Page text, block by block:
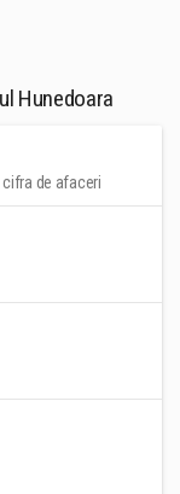
Hunedoara
cifra de afaceri